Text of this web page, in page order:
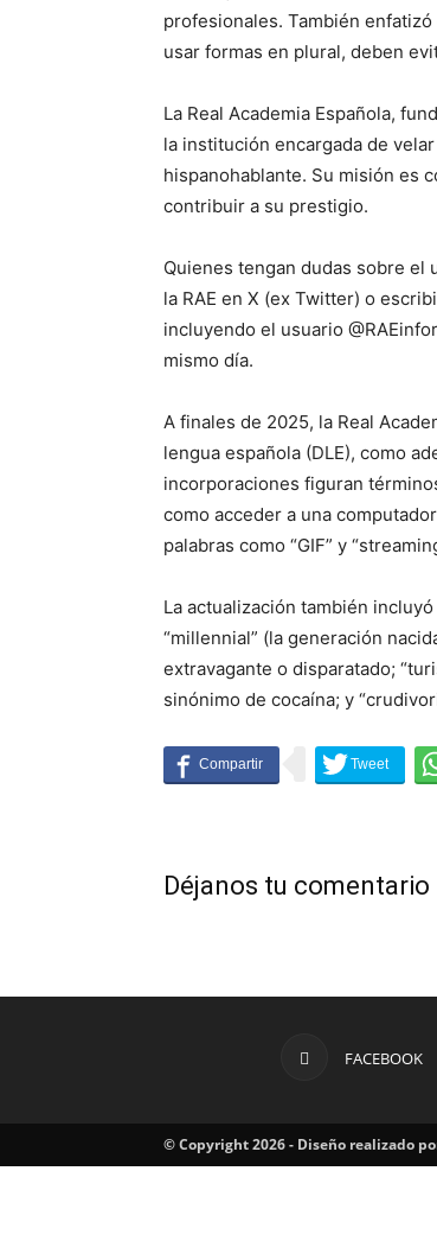
profesionales. También
usar formas en plural, deben
La Real Academia Española,
la institución encargada de
hispanohablante. Su misión es
contribuir a su prestigio.
Quienes tengan dudas sobre el
la RAE en X (ex Twitter) o
incluyendo el usuario
mismo día.
A finales de 2025, la Real
lengua española (DLE), como
incorporaciones figuran
como acceder a una
palabras como “GIF” y
La actualización también
“millennial” (la generación
extravagante o disparatado;
sinónimo de cocaína; y
Déjanos tu comentario
FACEBOOK
© Copyright 2026 - Diseño realizado